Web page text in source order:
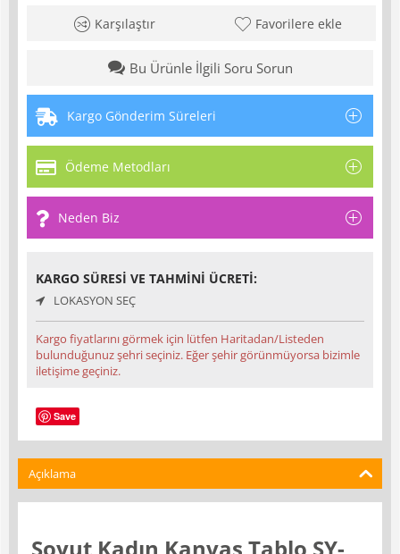
Karşılaştır Favorilere ekle
Bu Ürünle İlgili Soru Sorun
Kargo Gönderim Süreleri
Ödeme Metodları
Neden Biz
KARGO SÜRESI VE TAHMINI ÜCRETI:
LOKASYON SEÇ
Kargo fiyatlarını görmek için lütfen Haritadan/Listeden
bulunduğunuz şehri seçiniz. Eğer şehir görünmüyorsa bizimle
iletişime geçiniz.
Save
Açıklama